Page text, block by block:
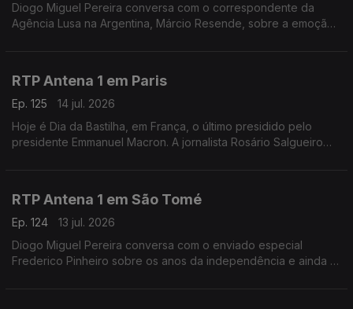
Diogo Miguel Pereira conversa com o correspondente da
Agência Lusa na Argentina, Márcio Resende, sobre a emoção
RTP Antena 1 em Paris
Ep. 125
14 jul. 2026
Hoje é Dia da Bastilha, em França, o último presidido pelo
presidente Emmanuel Macron. A jornalista Rosário Salgueiro
RTP Antena 1 em São Tomé
Ep. 124
13 jul. 2026
Diogo Miguel Pereira conversa com o enviado especial
Frederico Pinheiro sobre os anos da independência e ainda o